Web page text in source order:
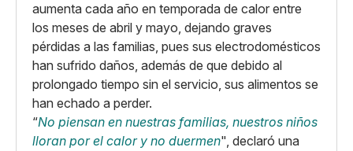
aumenta cada año en temporada de calor entre
los meses de abril y mayo, dejando graves
pérdidas a las familias, pues sus electrodomésticos
han sufrido daños, además de que debido al
prolongado tiempo sin el servicio, sus alimentos se
han echado a perder.
“No piensan en nuestras familias, nuestros niños
lloran por el calor y no duermen", declaró una